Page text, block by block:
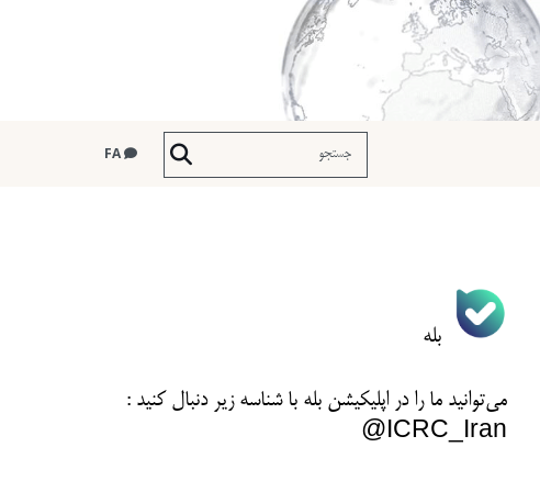
بله
می‌توانید ما را در اپلیکیشن بله با شناسه زیردنبال کنید :
ICRC_Iran@